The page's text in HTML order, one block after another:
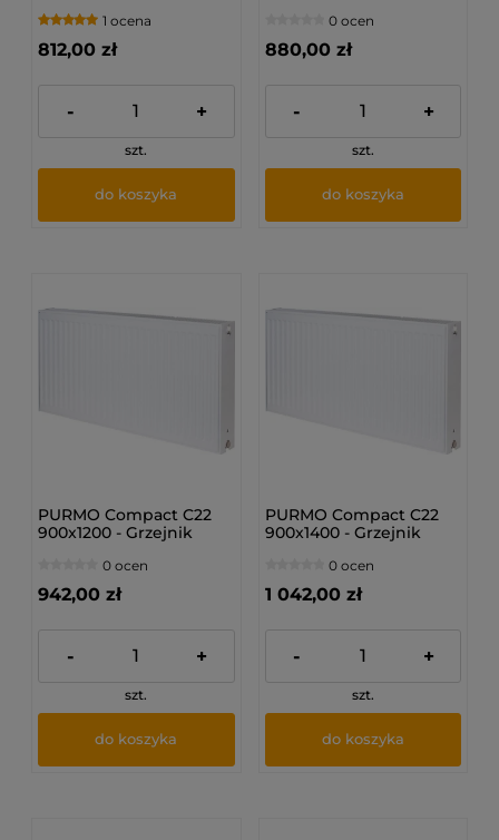
1 ocena
812,00 zł
- +
szt.
do koszyka
0 ocen
880,00 zł
- +
szt.
do koszyka
PURMO Compact C22
900x1200 - Grzejnik
0 ocen
942,00 zł
- +
szt.
do koszyka
PURMO Compact C22
900x1400 - Grzejnik
0 ocen
1 042,00 zł
- +
szt.
do koszyka